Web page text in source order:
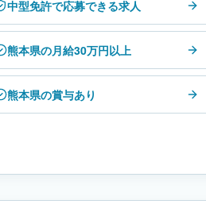
中型免許で応募できる求人
熊本県の月給30万円以上
熊本県の賞与あり